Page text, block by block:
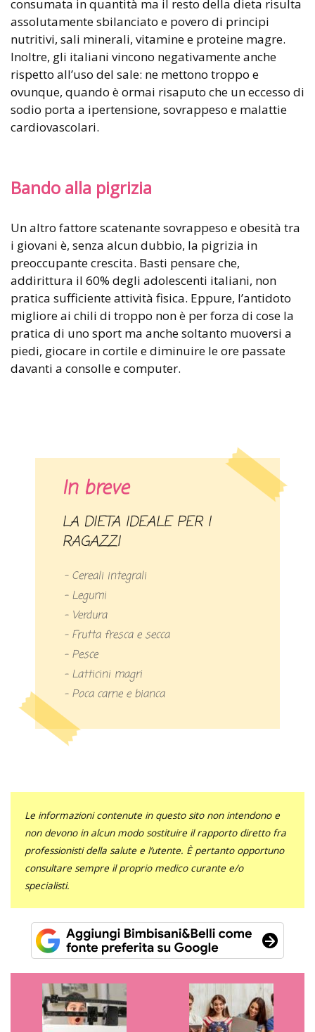
consumata in quantità ma il resto della dieta risulta
assolutamente sbilanciato e povero di principi
nutritivi, sali minerali, vitamine e proteine magre.
Inoltre, gli italiani vincono negativamente anche
rispetto all’uso del sale: ne mettono troppo e
ovunque, quando è ormai risaputo che un eccesso di
sodio porta a ipertensione, sovrappeso e malattie
cardiovascolari.
Bando alla pigrizia
Un altro fattore scatenante sovrappeso e obesità tra
i giovani è, senza alcun dubbio, la pigrizia in
preoccupante crescita. Basti pensare che,
addirittura il 60% degli adolescenti italiani, non
pratica sufficiente attività fisica. Eppure, l’antidoto
migliore ai chili di troppo non è per forza di cose la
pratica di uno sport ma anche soltanto muoversi a
piedi, giocare in cortile e diminuire le ore passate
davanti a consolle e computer.
In breve
LA DIETA IDEALE PER I
RAGAZZI
– Cereali integrali
– Legumi
– Verdura
– Frutta fresca e secca
– Pesce
– Latticini magri
– Poca carne e bianca
Le informazioni contenute in questo sito non intendono e
non devono in alcun modo sostituire il rapporto diretto fra
professionisti della salute e l’utente. È pertanto opportuno
consultare sempre il proprio medico curante e/o
specialisti.